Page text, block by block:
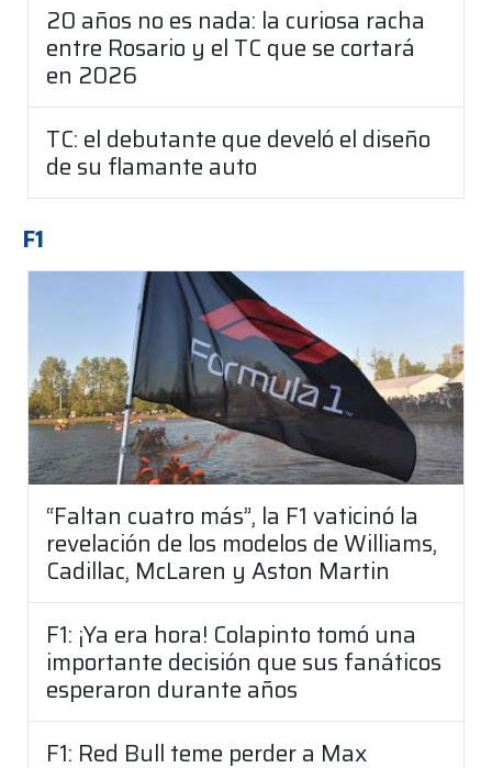
20 años no es nada: la curiosa racha
entre Rosario y el TC que se cortará
en 2026
TC: el debutante que develó el diseño
de su flamante auto
F1
“Faltan cuatro más”, la F1 vaticinó la
revelación de los modelos de Williams,
Cadillac, McLaren y Aston Martin
F1: ¡Ya era hora! Colapinto tomó una
importante decisión que sus fanáticos
esperaron durante años
F1: Red Bull teme perder a Max